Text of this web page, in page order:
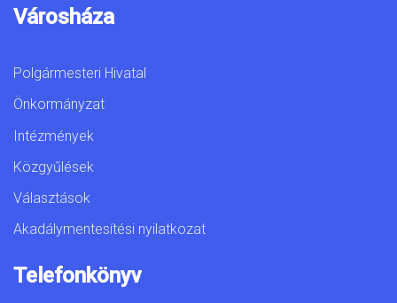
Városháza
Polgármesteri Hivatal
Önkormányzat
Intézmények
Közgyűlések
Választások
Akadálymentesítési nyilatkozat
Telefonkönyv